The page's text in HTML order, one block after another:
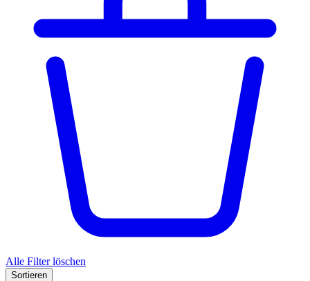
Alle Filter löschen
Sortieren